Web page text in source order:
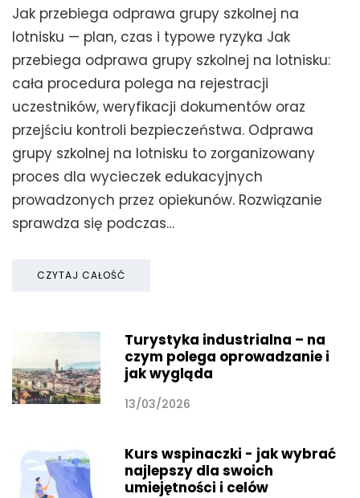
Jak przebiega odprawa grupy szkolnej na
lotnisku — plan, czas i typowe ryzyka Jak
przebiega odprawa grupy szkolnej na lotnisku:
cała procedura polega na rejestracji
uczestników, weryfikacji dokumentów oraz
przejściu kontroli bezpieczeństwa. Odprawa
grupy szkolnej na lotnisku to zorganizowany
proces dla wycieczek edukacyjnych
prowadzonych przez opiekunów. Rozwiązanie
sprawdza się podczas…
CZYTAJ CAŁOŚĆ
Turystyka industrialna – na
czym polega oprowadzanie i
jak wygląda
13/03/2026
Kurs wspinaczki - jak wybrać
najlepszy dla swoich
umiejętności i celów